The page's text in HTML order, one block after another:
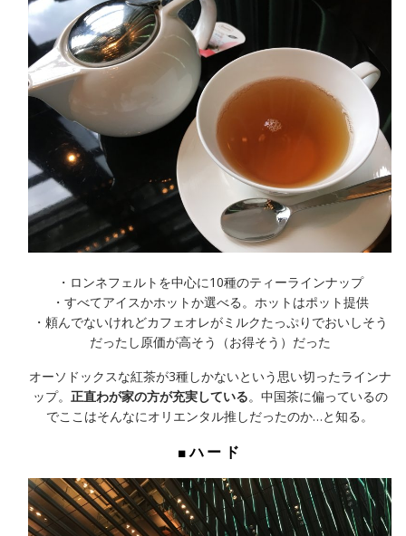
・ロンネフェルトを中心に10種のティーラインナップ
・すべてアイスかホットか選べる。ホットはポット提供
・頼んでないけれどカフェオレがミルクたっぷりでおいしそう
だったし原価が高そう（お得そう）だった
オーソドックスな紅茶が3種しかないという思い切ったラインナ
ップ。 正直わが家の方が充実している。中国茶に偏っているの
でここはそんなにオリエンタル推しだったのか…と知る。
■ハード